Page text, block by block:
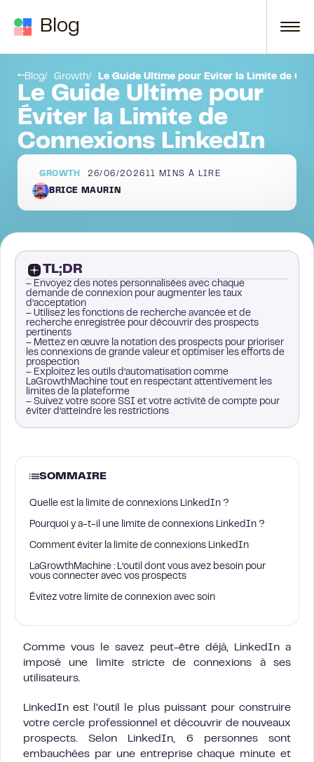
Blog
Blog Growth Le Guide Ultime pour Éviter la Limite de
Le Guide Ultime pour
Éviter la Limite de
Connexions LinkedIn
GROWTH 26/06/2026 11 MINS À LIRE
BRICE MAURIN
TL;DR
– Envoyez des notes personnalisées avec chaque
demande de connexion pour augmenter les taux
d’acceptation
– Utilisez les fonctions de recherche avancée et de
recherche enregistrée pour découvrir des prospects
pertinents
– Mettez en œuvre la notation des prospects pour prioriser
les connexions de grande valeur et optimiser les efforts de
prospection
– Exploitez les outils d’automatisation comme
LaGrowthMachine tout en respectant attentivement les
limites de la plateforme
– Suivez votre score SSI et votre activité de compte pour
éviter d’atteindre les restrictions
SOMMAIRE
Quelle est la limite de connexions LinkedIn ?
Pourquoi y a-t-il une limite de connexions LinkedIn ?
Comment éviter la limite de connexions LinkedIn
LaGrowthMachine : L’outil dont vous avez besoin pour
vous connecter avec vos prospects
Évitez votre limite de connexion avec soin
Comme vous le savez peut-être déjà, LinkedIn a
imposé une limite stricte de connexions à ses
utilisateurs.
LinkedIn est l’outil le plus puissant pour construire
votre cercle professionnel et découvrir de nouveaux
prospects. Selon LinkedIn, 6 personnes sont
embauchées par une entreprise chaque minute et